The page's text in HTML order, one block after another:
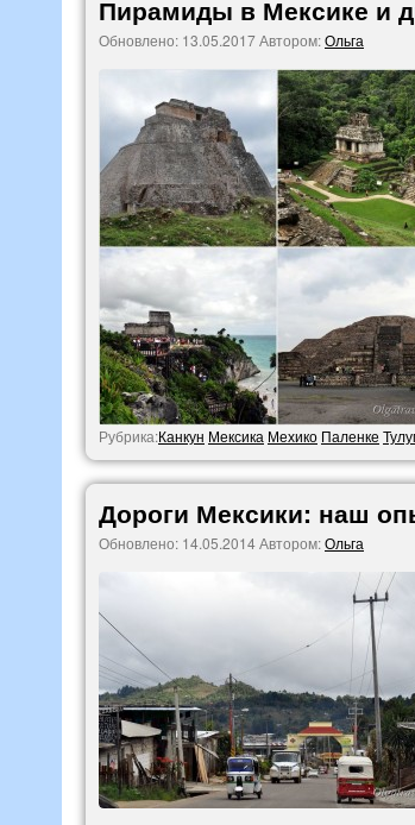
Пирамиды в Мексике и
Обновлено: 13.05.2017Автором:Ольга
Рубрика:Канкун Мексика Мехико Паленке
Дороги Мексики: наш
Обновлено: 14.05.2014Автором:Ольга